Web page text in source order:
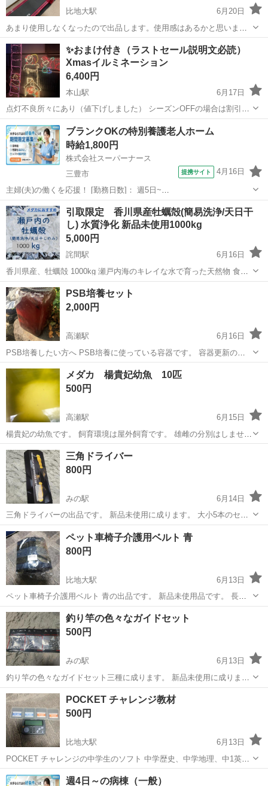
比地大駅
6月20日
あまり使用しなくなったので出品します。使用感はあるかと思います
が綺麗な方だと思います。
香川 三豊市 比地大駅 ランナー
✨おまけ付き（ラストセール説明文必読）
Xmasイルミネーション
6,400円
本山駅
6月17日
点灯不良所々にあり（値下げしました） シーズンOFFの場合は割引致
します🈹 追加でMerry Christmasのロゴライトもあります 良かったら
おつけします 全体的に経年劣化、錆、汚れ等ありますので外での使用
をオススメし...
香川 三豊市 本山駅 その他 イルミネーション
ブランクOKの特別養護老人ホーム
時給1,800円
株式会社スーパーナース
三豊市
提携サイト 4月16日
主婦(夫)の働くを応援！ [勤務日数]： 週5日~
08:30~17:30/06:30~15:30/10:30~19:30/17:00~09:00 月/火/水/木/金/土/
日 などから選べます [勤務地・最寄駅]： 香川...
香川 三豊市 看護師
引取限定 香川県産牡蠣殻(簡易洗浄/天日干
し) 水質浄化 新品未使用1000kg
5,000円
詫間駅
6月16日
香川県産、牡蠣殻 1000kg 瀬戸内海のキレイな水で育った天然物 食用
の牡蠣なので安全・安心です。 2年ほど雨ざらしにしており、塩抜き
香川 三豊市 詫間駅 その他
PSB培養セット
2,000円
高瀬駅
6月16日
PSB培養したい方へ PSB培養に使っている容器です。 容器更新のた
め欲しい方いたらどうぞ 内容物も一緒にお渡しします 餌も入っていま
す 追加の餌もおまけできます
香川 三豊市 高瀬駅 その他
メダカ 楊貴妃幼魚 10匹
500円
高瀬駅
6月15日
楊貴妃の幼魚です。 飼育環境は屋外飼育です。 雄雌の分別はしません
ので宜しくお願いします。 入れ物に入れて渡します。 帰りの水漏れ防
止にビニール袋（ゴミ袋など）をお願いします。 ※趣味でメダカを飼
育繁殖をしてます ...
香川 三豊市 高瀬駅
三角ドライバー
800円
みの駅
6月14日
三角ドライバーの出品です。 新品未使用に成ります。 大小5本のセッ
トに成ります。 興味の有る方宜しく検討お願いいたします。
香川 三豊市 みの駅 その他 セット
ペット車椅子介護用ベルト 青
800円
比地大駅
6月13日
ペット車椅子介護用ベルト 青の出品です。 新品未使用品です。 長さ
は110cmです。 興味の有る方宜しく検討お願いいたします。
香川 三豊市 比地大駅 その他 車椅子
釣り竿の色々なガイドセット
500円
みの駅
6月13日
釣り竿の色々なガイドセット三種に成ります。 新品未使用に成りま
す。 穂先や中間のガイドの直す事が出来ます。 興味の有る方宜しく検
討お願いいたします。
香川 三豊市 釣り竿
POCKET チャレンジ教材
500円
比地大駅
6月13日
POCKET チャレンジの中学生のソフト 中学歴史、中学地理、中1英語
中2英語のソフト四点及び本体の出品です。 動作確認はしております
のでご安心下さい。電池も新品に入れ替えておりますので、直ぐにお
香川 三豊市 比地大駅 その他
週4日～の病棟（一般）